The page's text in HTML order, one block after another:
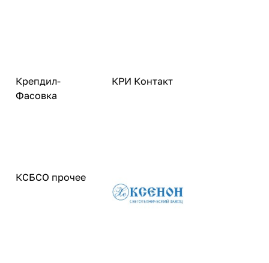
Крепдил-
Фасовка
КРИ Контакт
КСБСО прочее